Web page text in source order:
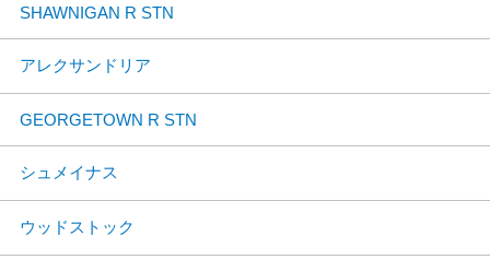
SHAWNIGAN R STN
アレクサンドリア
GEORGETOWN R STN
シュメイナス
ウッドストック